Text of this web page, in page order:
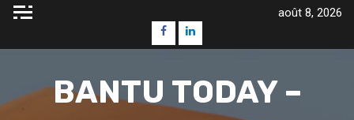
Skip
août 8, 2026
FacebookLinkedin
BANTU TODAY –